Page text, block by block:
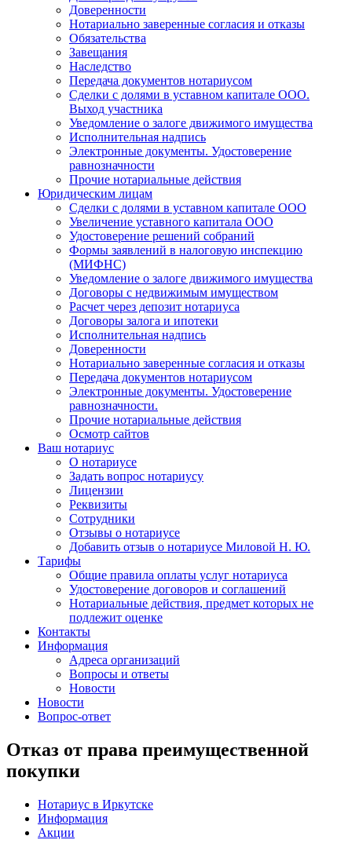
Доверенности
Нотариально заверенные согласия и отказы
Обязательства
Завещания
Наследство
Передача документов нотариусом
Сделки с долями в уставном капитале ООО.
Выход участника
Уведомление о залоге движимого имущества
Исполнительная надпись
Электронные документы. Удостоверение
равнозначности
Прочие нотариальные действия
Юридическим лицам
Сделки с долями в уставном капитале ООО
Увеличение уставного капитала ООО
Удостоверение решений собраний
Формы заявлений в налоговую инспекцию
(МИФНС)
Уведомление о залоге движимого имущества
Договоры с недвижимым имуществом
Расчет через депозит нотариуса
Договоры залога и ипотеки
Исполнительная надпись
Доверенности
Нотариально заверенные согласия и отказы
Передача документов нотариусом
Электронные документы. Удостоверение
равнозначности.
Прочие нотариальные действия
Осмотр сайтов
Ваш нотариус
О нотариусе
Задать вопрос нотариусу
Лицензии
Реквизиты
Сотрудники
Отзывы о нотариусе
Добавить отзыв о нотариусе Миловой Н. Ю.
Тарифы
Общие правила оплаты услуг нотариуса
Удостоверение договоров и соглашений
Нотариальные действия, предмет которых не
подлежит оценке
Контакты
Информация
Адреса организаций
Вопросы и ответы
Новости
Новости
Вопрос-ответ
Отказ от права преимущественной
покупки
Нотариус в Иркутске
Информация
Акции